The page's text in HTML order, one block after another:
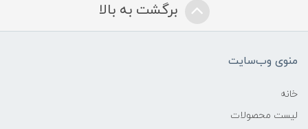
برگشت به بالا
منوی وب‌سایت
خانه
لیست محصولات